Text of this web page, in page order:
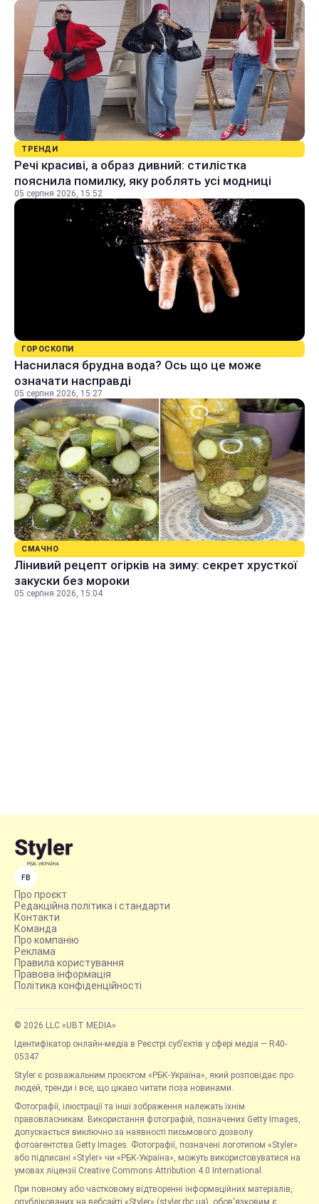
ТРЕНДИ
Речі красиві, а образ дивний: стилістка
пояснила помилку, яку роблять усі модниці
05 серпня 2026, 15:52
ГОРОСКОПИ
Наснилася брудна вода? Ось що це може
означати насправді
05 серпня 2026, 15:27
СМАЧНО
Лінивий рецепт огірків на зиму: секрет хрусткої
закуски без мороки
05 серпня 2026, 15:04
FB
Про проєкт
Редакційна політика і стандарти
Контакти
Команда
Про компанію
Реклама
Правила користування
Правова інформація
Політика конфіденційності
© 2026 LLC «UBT MEDIA»
Ідентифікатор онлайн-медіа в Реєстрі суб’єктів у сфері медіа — R40-
05347
Styler є розважальним проєктом «РБК-Україна», який розповідає про
людей, тренди і все, що цікаво читати поза новинами.
Фотографії, ілюстрації та інші зображення належать їхнім
правовласникам. Використання фотографій, позначених Getty Images,
допускається виключно за наявності письмового дозволу
фотоагентства Getty Images. Фотографії, позначені логотипом «Styler»
або підписані «Styler» чи «РБК-Україна», можуть використовуватися на
умовах ліцензії Creative Commons Attribution 4.0 International.
При повному або частковому відтворенні інформаційних матеріалів,